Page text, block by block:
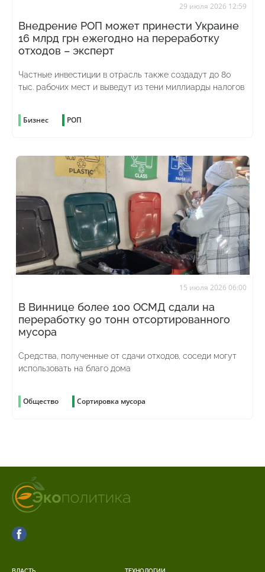
29 июля 2026 12:59
Внедрение РОП может принести Украине
16 млрд грн ежегодно на переработку
отходов – эксперт
Частные инвестиции в отрасль также создадут до 80
тыс. рабочих мест и выведут из тени миллиарды налогов
Бизнес РОП
15 июля 2026 06:00
В Виннице более 100 ОСМД сдали на
переработку 90 тонн отсортированного
мусора
Средства, полученные от сдачи отходов, соседи могут
использовать на благо дома
Общество Сортировка мусора